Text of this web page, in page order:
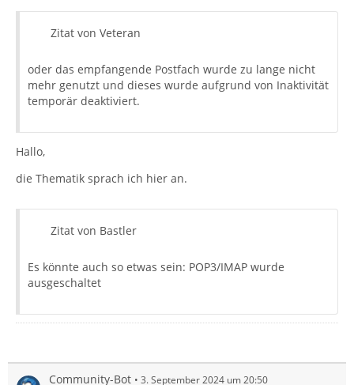
Zitat von Veteran
oder das empfangende Postfach wurde zu lange nicht
mehr genutzt und dieses wurde aufgrund von Inaktivität
temporär deaktiviert.
Hallo,
die Thematik sprach ich hier an.
Zitat von Bastler
Es könnte auch so etwas sein: POP3/IMAP wurde
ausgeschaltet
Community-Bot 3. September 2024 um 20:50